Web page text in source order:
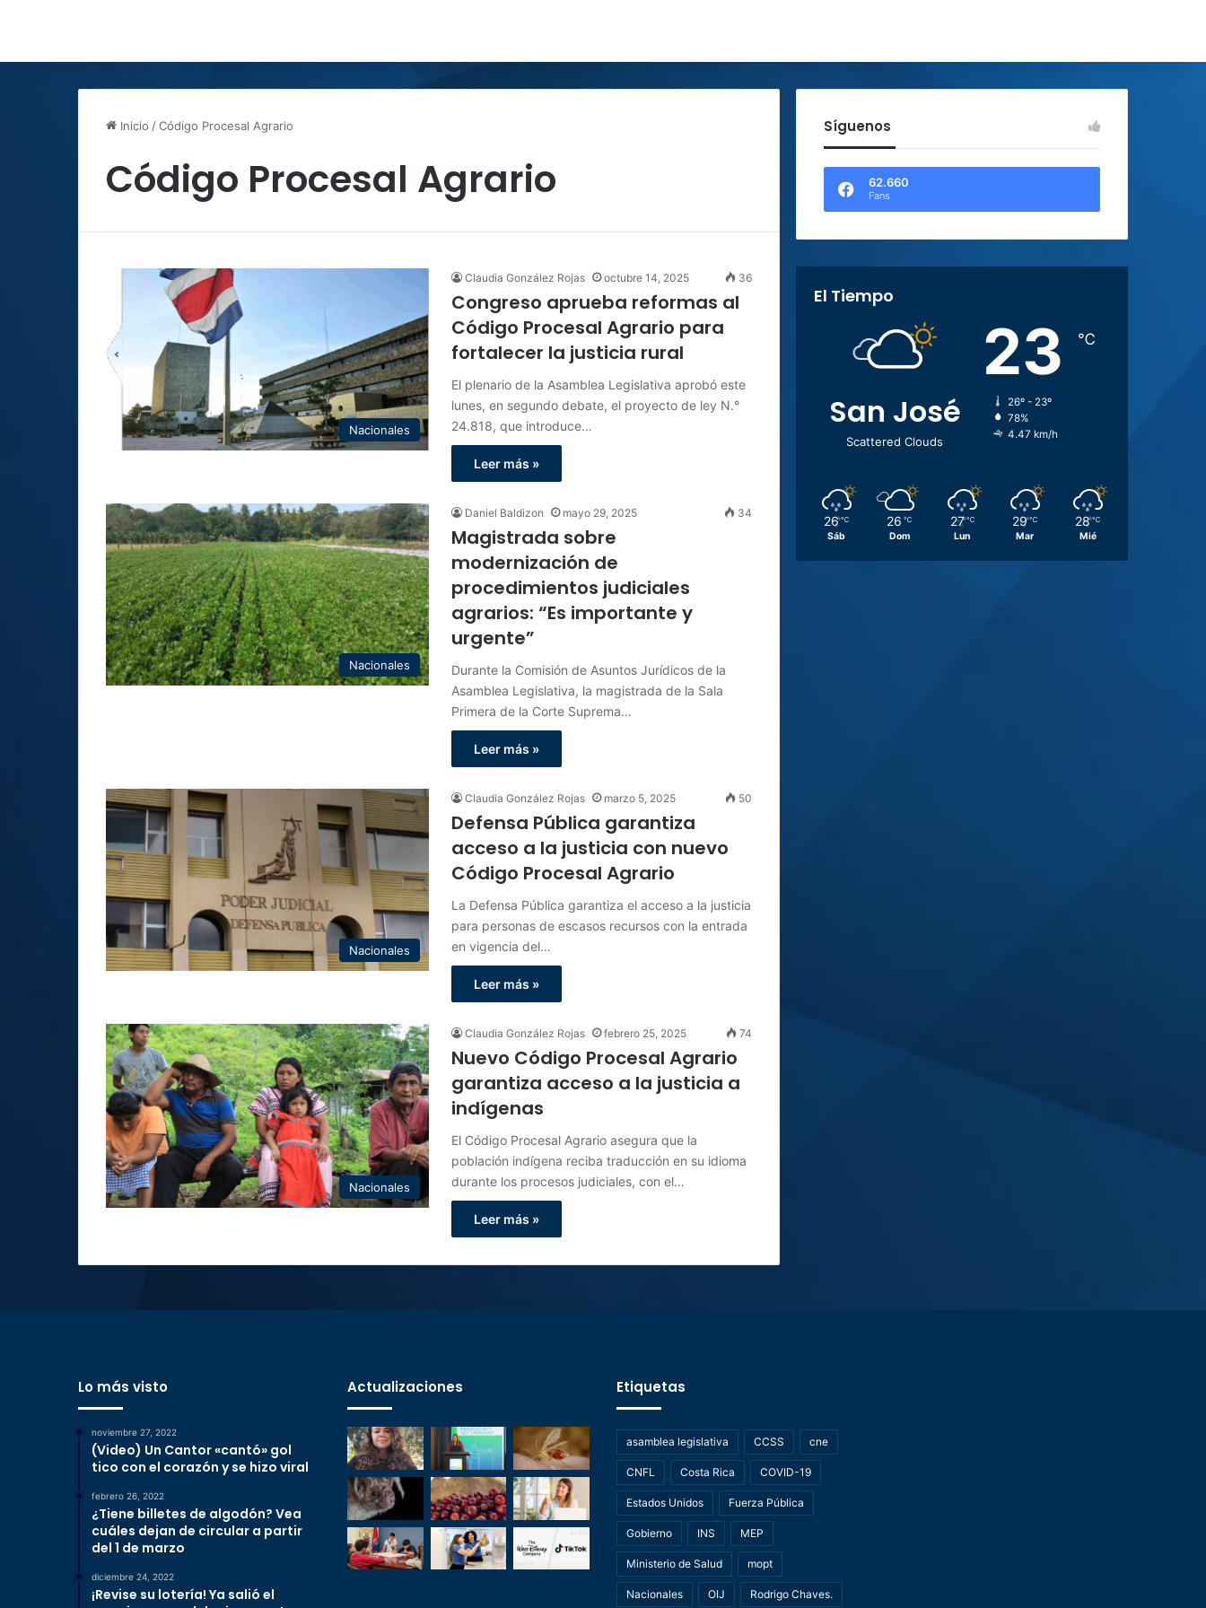
Inicio /Código Procesal Agrario
Código Procesal Agrario
Nacionales
Claudia González Rojas octubre 14, 2025 36
Congreso aprueba reformas al
Código Procesal Agrario para
fortalecer la justicia rural
El plenario de la Asamblea Legislativa aprobó este
lunes, en segundo debate, el proyecto de ley N.°
24.818, que introduce…
Leer más »
Nacionales
Daniel Baldizon mayo 29, 2025 34
Magistrada sobre
modernización de
procedimientos judiciales
agrarios: “Es importante y
urgente”
Durante la Comisión de Asuntos Jurídicos de la
Asamblea Legislativa, la magistrada de la Sala
Primera de la Corte Suprema…
Leer más »
Nacionales
Claudia González Rojas marzo 5, 2025 50
Defensa Pública garantiza
acceso a la justicia con nuevo
Código Procesal Agrario
La Defensa Pública garantiza el acceso a la justicia
para personas de escasos recursos con la entrada
en vigencia del…
Leer más »
Nacionales
Claudia González Rojas febrero 25, 2025 74
Nuevo Código Procesal Agrario
garantiza acceso a la justicia a
indígenas
El Código Procesal Agrario asegura que la
población indígena reciba traducción en su idioma
durante los procesos judiciales, con el…
Leer más »
Síguenos
62.660
Fans
El Tiempo
San José
Scattered Clouds
23 ℃
26º - 23º
78%
4.47 km/h
26 ℃
Sáb
26 ℃
Dom
27 ℃
Lun
29 ℃
Mar
28 ℃
Mié
Lo más visto
noviembre 27, 2022
(Video) Un Cantor «cantó» gol
tico con el corazón y se hizo viral
febrero 26, 2022
¿Tiene billetes de algodón? Vea
cuáles dejan de circular a partir
del 1 de marzo
diciembre 24, 2022
¡Revise su lotería! Ya salió el
Actualizaciones Etiquetas
asamblea legislativa CCSS cne
CNFL Costa Rica COVID-19
Estados Unidos Fuerza Pública
Gobierno INS MEP
Ministerio de Salud mopt
Nacionales OIJ Rodrigo Chaves.